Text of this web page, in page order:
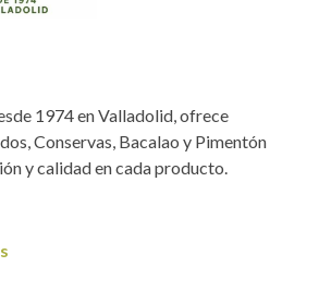
1974 en Valladolid, ofrece
Conservas, Bacalao y Pimentón
y calidad en cada producto.